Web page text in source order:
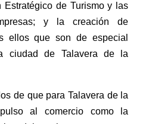
de Turismo y las
y la creación de
ellos que son de especial
ciudad de Talavera de la
de que para Talavera de la
al comercio como la